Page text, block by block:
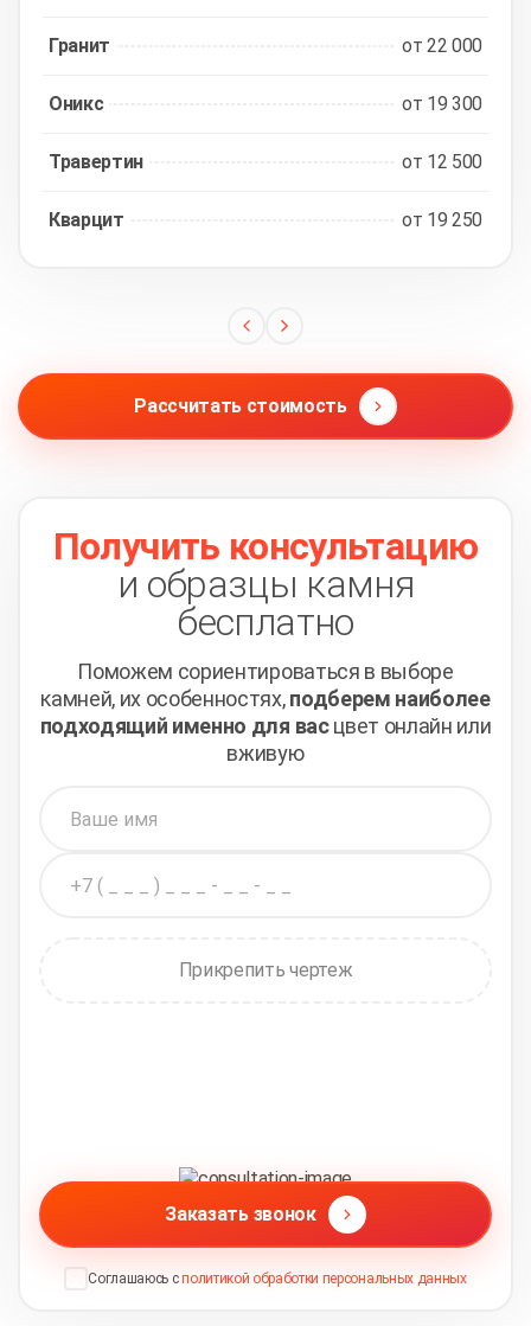
Гранит от 22 000
Оникс от 19 300
Травертин от 12 500
Кварцит от 19 250
Рассчитать стоимость
Получить консультацию
и образцы камня
бесплатно
Поможем сориентироваться в выборе
камней, их особенностях,подберем наиболее
подходящий именно для васцвет онлайн или
вживую
Прикрепить чертеж
Заказать звонок
Соглашаюсь с политикой обработки персональных данных